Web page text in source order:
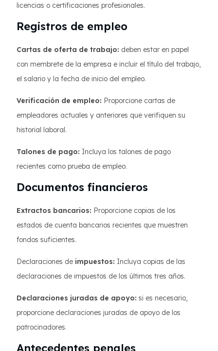
licencias o certificaciones profesionales.
Registros de empleo
Cartas de oferta de trabajo: deben estar en papel
con membrete de la empresa e incluir el título del trabajo,
el salario y la fecha de inicio del empleo.
Verificación de empleo: Proporcione cartas de
empleadores actuales y anteriores que verifiquen su
historial laboral.
Talones de pago: Incluya los talones de pago
recientes como prueba de empleo.
Documentos financieros
Extractos bancarios: Proporcione copias de los
estados de cuenta bancarios recientes que muestren
fondos suficientes.
Declaraciones de impuestos: Incluya copias de las
declaraciones de impuestos de los últimos tres años.
Declaraciones juradas de apoyo: si es necesario,
proporcione declaraciones juradas de apoyo de los
patrocinadores.
Antecedentes penales